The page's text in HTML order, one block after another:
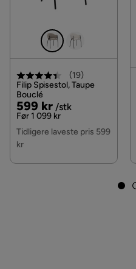
(19)
Filip Spisestol, Taupe
Bouclé
Pris
599 kr /stk
Original
Pris
Før 1 099 kr
Tidligere laveste pris 599
kr